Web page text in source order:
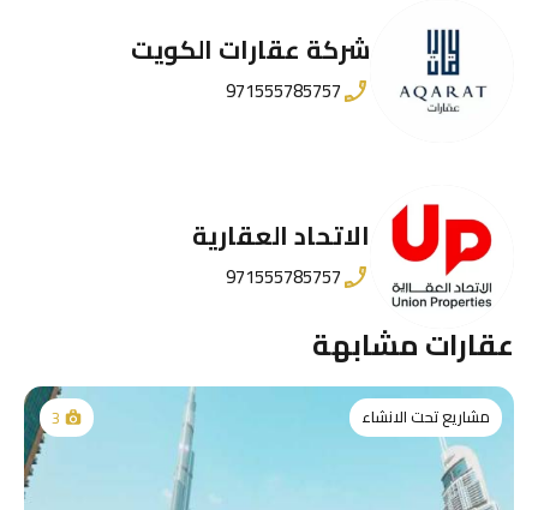
شركة عقارات الكويت
971555785757
الاتحاد العقارية
971555785757
عقارات مشابهة
مشاريع تحت الانشاء 3